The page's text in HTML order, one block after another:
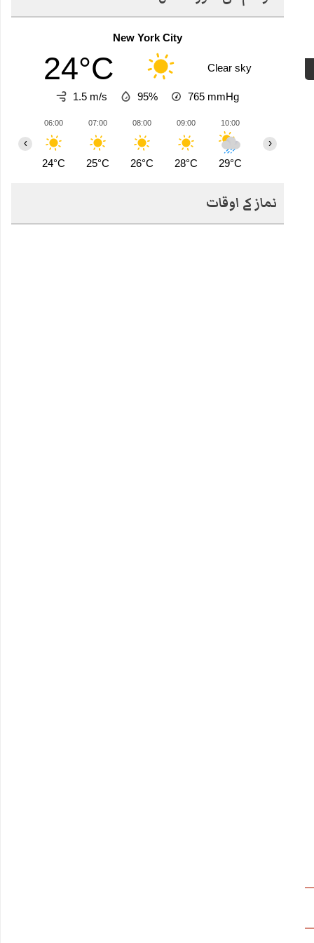
New York City
24°C Clear sky
1.5 m/s 95% 765 mmHg
06:00
24°C
07:00
25°C
08:00
26°C
09:00
28°C
10:00
29°C
‹ ›
نماز کے اوقات